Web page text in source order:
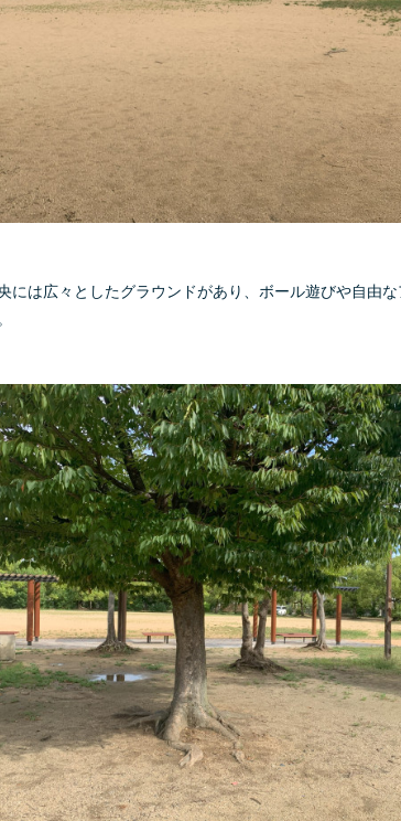
には広々としたグラウンドがあり、ボール遊びや自由